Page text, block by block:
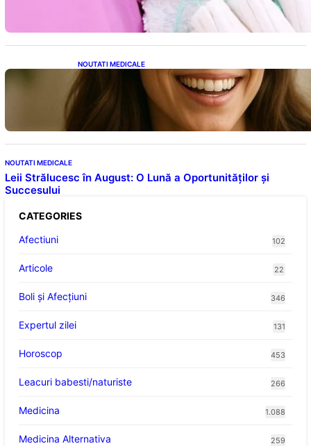
NOUTATI MEDICALE
Ceaiul – Băutura care protejează inima:
Descoperiri recente despre beneficiile
consumului zilnic
NOUTATI MEDICALE
Leii Strălucesc în August: O Lună a Oportunităților și
Succesului
CATEGORIES
Afectiuni
102
Articole 22
Boli și Afecțiuni 346
Expertul zilei 131
Horoscop 453
Leacuri babesti/naturiste 266
Medicina 1.088
Medicina Alternativa 259